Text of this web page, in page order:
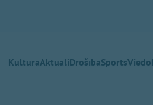
KultūraAktuāliDrošībaSports